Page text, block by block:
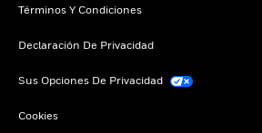
Términos Y Condiciones
Declaración De Privacidad
Sus Opciones De Privacidad
Cookies